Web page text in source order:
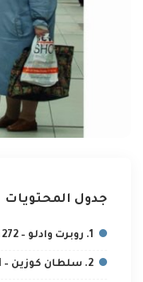
جدول المحتويات
1. روبرت وادلو – 272 سم
2. سلطان كوزين – 251 سم